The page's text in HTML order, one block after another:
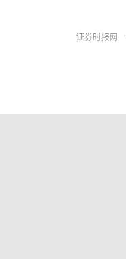
证券时报网